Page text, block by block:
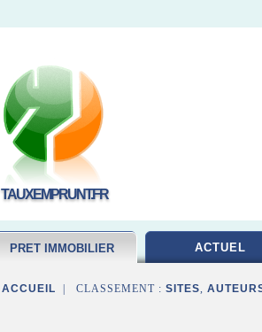
TAUXEMPRUNT.FR
PRET IMMOBILIER ACTUEL
ACCUEIL | CLASSEMENT : SITES,